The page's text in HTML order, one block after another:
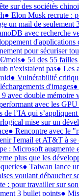
sur des sociétés
●Elon Musk recrute :
un mail de seulement
avec recherche
d'applications
pour sécuriser
mois●54 des 55 failles
n'existaient pas●Les
●Vulnérabilité
d'images●
avec double mémoire
avec les
de l’IA qui
mise sur un
●Rencontre avec le
l'email et AT&T à se
: Microsoft augmente
plus que les
●Taiwan lance
voulant débaucher
: pour travailler sur
3 bullet points●